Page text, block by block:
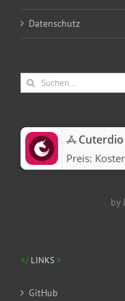
Datenschutz
Suche
nach:
Preis:
by
LINKS
GitHub